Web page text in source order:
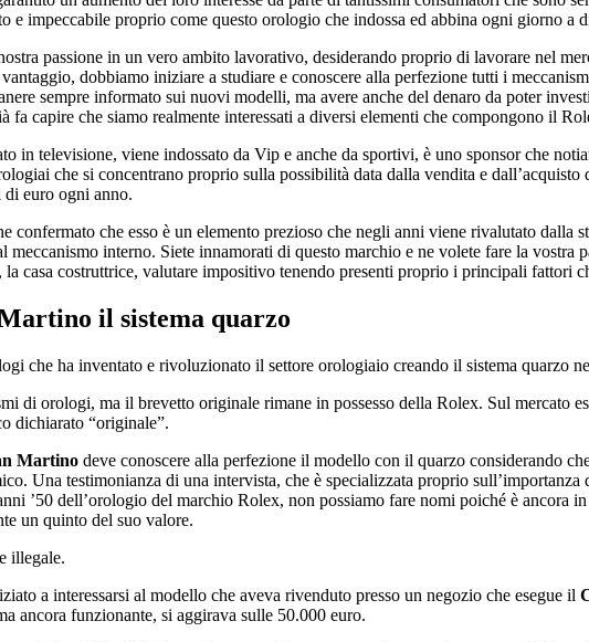
e impeccabile proprio come questo orologio che indossa ed abbina ogni giorno a
passione in un vero ambito lavorativo, desiderando proprio di lavorare nel
dobbiamo iniziare a studiare e conoscere alla perfezione tutti i
sempre informato sui nuovi modelli, ma avere anche del denaro da poter
fa capire che siamo realmente interessati a diversi elementi che compongono il
in televisione, viene indossato da Vip e anche da sportivi, è uno sponsor che
che si concentrano proprio sulla possibilità data dalla vendita e dall’acquisto
euro ogni anno.
confermato che esso è un elemento prezioso che negli anni viene rivalutato dalla
interno. Siete innamorati di questo marchio e ne volete fare la vostra
casa costruttrice, valutare impositivo tenendo presenti proprio i principali fattori
il sistema quarzo
che ha inventato e rivoluzionato il settore orologiaio creando il sistema quarzo
di orologi, ma il brevetto originale rimane in possesso della Rolex. Sul mercato
dichiarato “originale”.
Martino deve conoscere alla perfezione il modello con il quarzo considerando
Una testimonianza di una intervista, che è specializzata proprio sull’importanza
’50 dell’orologio del marchio Rolex, non possiamo fare nomi poiché è ancora
un quinto del suo valore.
illegale.
a interessarsi al modello che aveva rivenduto presso un negozio che esegue il
ancora funzionante, si aggirava sulle 50.000 euro.